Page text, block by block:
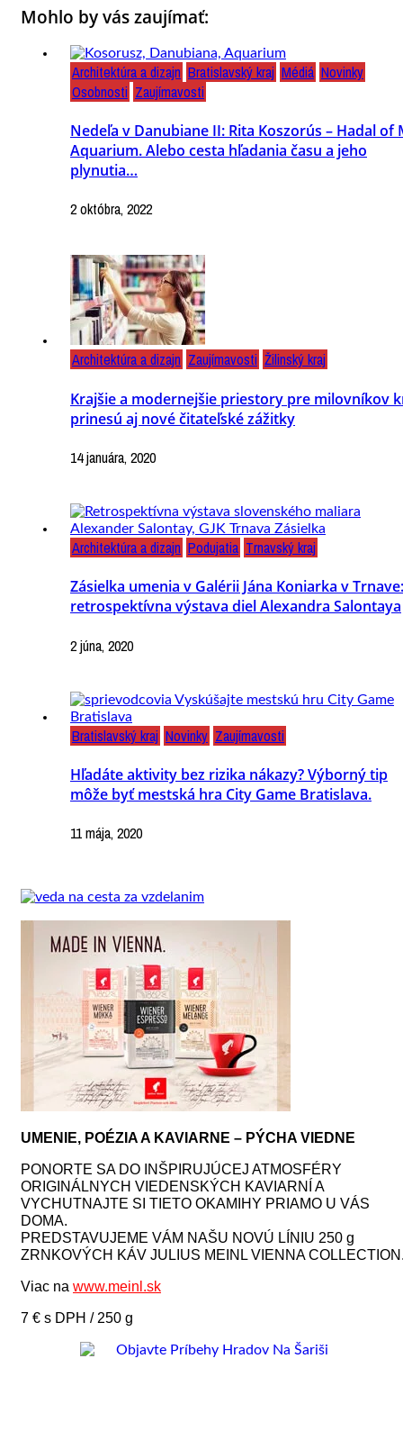
Mohlo by vás zaujímať:
Architektúra a dizajn Bratislavský kraj Médiá Novinky
Osobnosti Zaujímavosti
Nedeľa v Danubiane II: Rita Koszorús – Hadal of
Aquarium. Alebo cesta hľadania času a jeho
plynutia…
2 októbra, 2022
Architektúra a dizajn Zaujímavosti Žilinský kraj
Krajšie a modernejšie priestory pre milovníkov
prinesú aj nové čitateľské zážitky
14 januára, 2020
Architektúra a dizajn Podujatia Trnavský kraj
Zásielka umenia v Galérii Jána Koniarka v Trnave:
retrospektívna výstava diel Alexandra Salontaya
2 júna, 2020
Bratislavský kraj Novinky Zaujímavosti
Hľadáte aktivity bez rizika nákazy? Výborný tip
môže byť mestská hra City Game Bratislava.
11 mája, 2020
UMENIE, POÉZIA A KAVIARNE – PÝCHA VIEDNE
PONORTE SA DO INŠPIRUJÚCEJ ATMOSFÉRY
ORIGINÁLNYCH VIEDENSKÝCH KAVIARNÍ A
VYCHUTNAJTE SI TIETO OKAMIHY PRIAMO U VÁS
DOMA.
PREDSTAVUJEME VÁM NAŠU NOVÚ LÍNIU 250 g
ZRNKOVÝCH KÁV JULIUS MEINL VIENNA
Viac na www.meinl.sk
7 € s DPH / 250 g